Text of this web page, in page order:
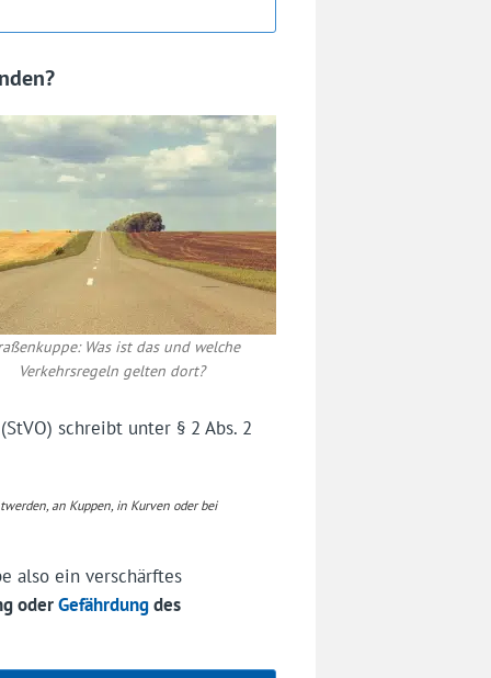
Was ist das und welche
Verkehrsregeln gelten dort?
schreibt unter § 2 Abs. 2
an Kuppen, in Kurven oder bei
also ein verschärftes
oderGefährdungdes